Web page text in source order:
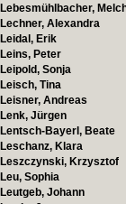
Lebesmühlbacher,
Lechner, Alexandra
Leidal, Erik
Leins, Peter
Leipold, Sonja
Leisch, Tina
Leisner, Andreas
Lenk, Jürgen
Lentsch-Bayerl, Beate
Leschanz, Klara
Leszczynski, Krzysztof
Leu, Sophia
Leutgeb, Johann